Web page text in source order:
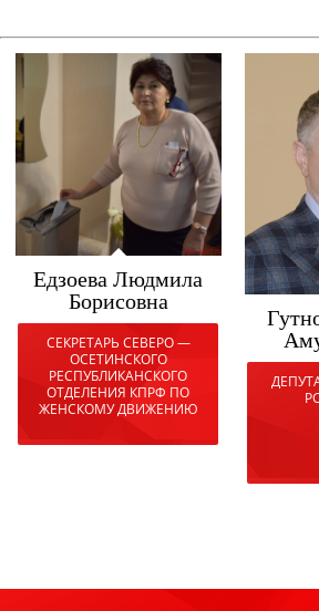
Едзоева Людмила
Борисовна
СЕКРЕТАРЬ СЕВЕРО —
ОСЕТИНСКОГО
РЕСПУБЛИКАНСКОГО
ОТДЕЛЕНИЯ КПРФ ПО
ЖЕНСКОМУ ДВИЖЕНИЮ